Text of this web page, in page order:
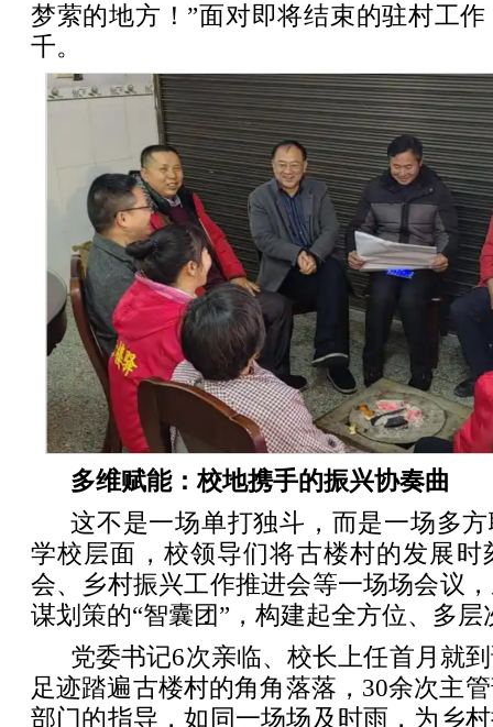
梦萦的地方！”面对即将结束的驻村工
千。
多维赋能：校地携手的振兴协奏曲
这不是一场单打独斗，而是一场多
学校层面，校领导们将古楼村的发展时
会、乡村振兴工作推进会等一场场会议
谋划策的“智囊团”，构建起全方位、多
党委书记6次亲临、校长上任首月就
足迹踏遍古楼村的角角落落，30余次主
部门的指导，如同一场场及时雨，为乡